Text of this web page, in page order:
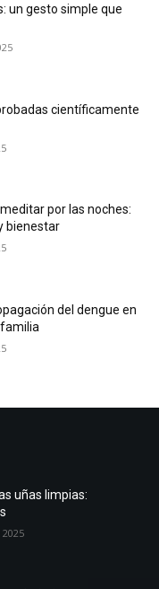
un gesto simple que
científicamente
por las noches:
bienestar
del dengue en
uñas limpias: